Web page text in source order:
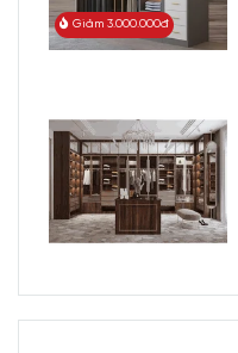
Giảm 3.000.000đ